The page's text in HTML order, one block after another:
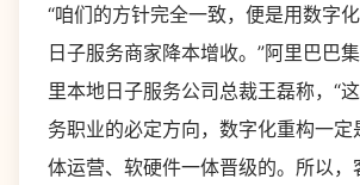
“咱们的方针完全一致，便是用数字
日子服务商家降本增收。”阿里巴巴
里本地日子服务公司总裁王磊称，“
务职业的必定方向，数字化重构一
体运营、软硬件一体晋级的。所以，